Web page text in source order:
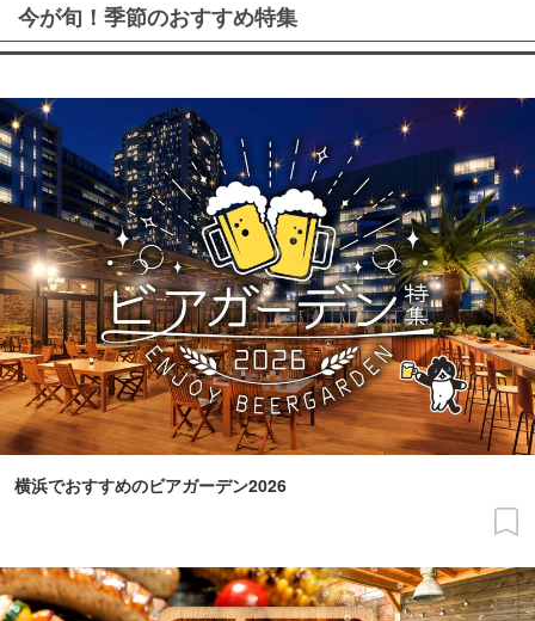
今が旬！季節のおすすめ特集
横浜でおすすめのビアガーデン2026